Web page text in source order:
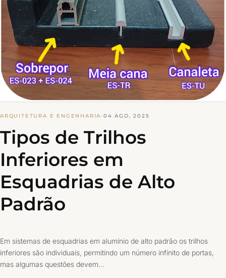
ARQUITETURA E ENGENHARIA·04 AGO, 2025
Tipos de Trilhos
Inferiores em
Esquadrias de Alto
Padrão
Em sistemas de esquadrias em alumínio de alto padrão os trilhos
inferiores são individuais, permitindo um número infinito de portas,
mas algumas questões devem…